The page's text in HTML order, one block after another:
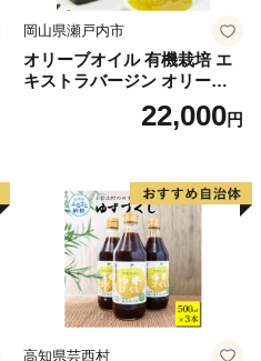
岡山県瀬戸内市
オリーブオイル 有機栽培 エ
キストラバージン オリーブ
オイル シングル 2本 セット
オーガニック 調味料 油 オリ
22,000円
高知県芸西村